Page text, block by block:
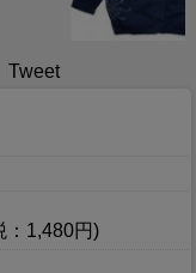
Tweet
：1,480円)